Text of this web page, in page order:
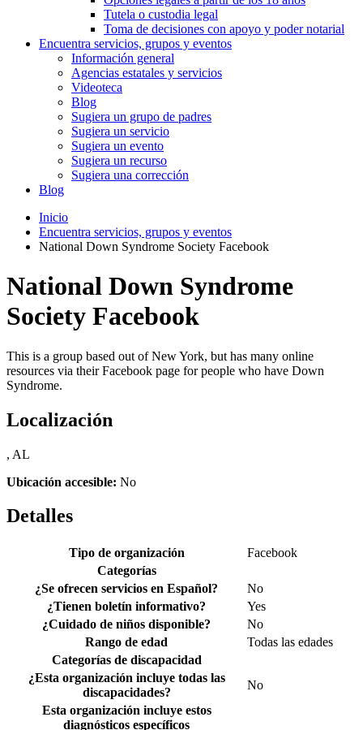
Tutela o custodia legal
Toma de decisiones con apoyo y poder notarial
Encuentra servicios, grupos y eventos
Información general
Agencias estatales y servicios
Videoteca
Blog
Sugiera un grupo de padres
Sugiera un servicio
Sugiera un evento
Sugiera un recurso
Sugiera una corrección
Blog
Inicio
Encuentra servicios, grupos y eventos
National Down Syndrome Society Facebook
National Down Syndrome
Society Facebook
This is a group based out of New York, but has many online
resources via their Facebook page for people who have Down
Syndrome.
Localización
, AL
Ubicación accesible: No
Detalles
Tipo de organización
Facebook
Categorías
¿Se ofrecen servicios en Español?
No
¿Tienen boletín informativo?
Yes
¿Cuidado de niños disponible?
No
Rango de edad
Todas las edades
Categorías de discapacidad
¿Esta organización incluye todas las
discapacidades?
No
Esta organización incluye estos
diagnósticos específicos